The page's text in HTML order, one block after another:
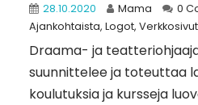
28.10.2020 Mama
0
Ajankohtaista, Logot, Verkkosivut
Draama- ja
suunnittelee ja toteuttaa
koulutuksia ja kursseja